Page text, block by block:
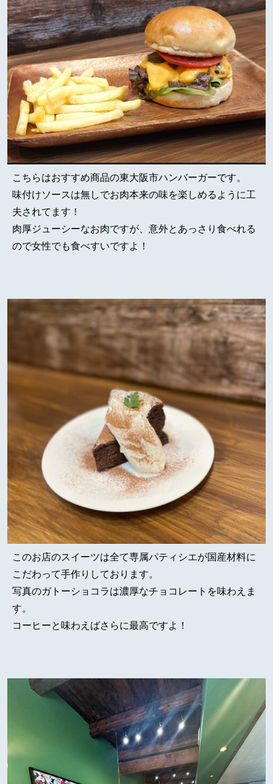
こちらはおすすめ商品の東大阪市ハンバーガーです。
味付けソースは無しでお肉本来の味を楽しめるように工
夫されてます！
肉厚ジューシーなお肉ですが、意外とあっさり食べれる
ので女性でも食べすいですよ！
このお店のスイーツは全て専属パティシエが国産材料に
こだわって手作りしております。
写真のガトーショコラは濃厚なチョコレートを味わえま
す。
コーヒーと味わえばさらに最高ですよ！